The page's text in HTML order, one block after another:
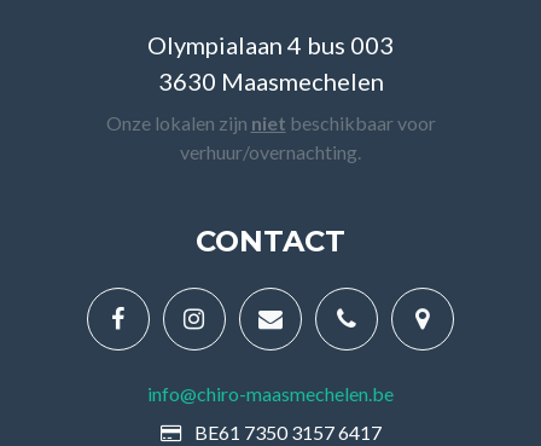
Olympialaan 4 bus 003
3630 Maasmechelen
Onze lokalen zijn niet beschikbaar voor
verhuur/overnachting.
CONTACT
info@chiro-maasmechelen.be
BE61 7350 3157 6417